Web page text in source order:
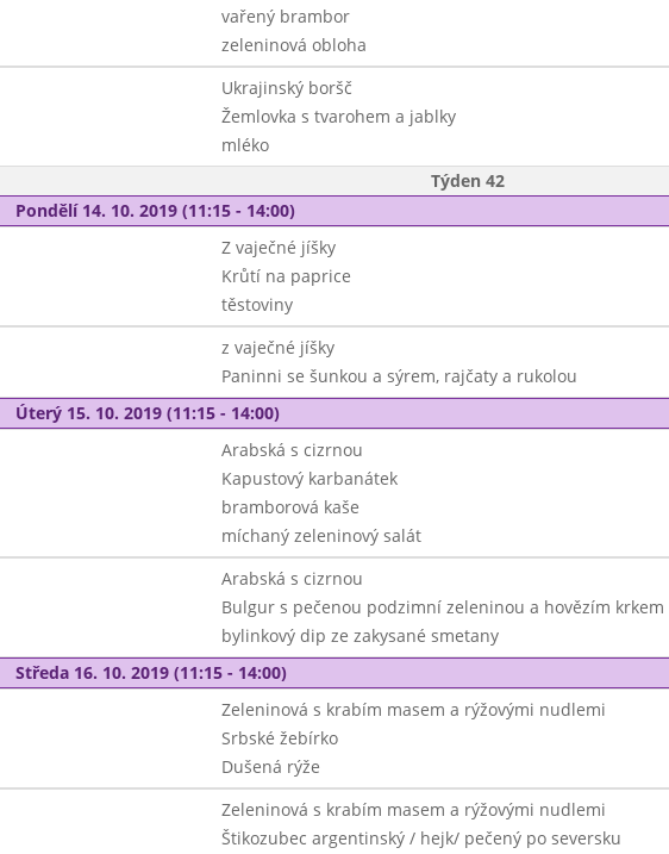
vařený brambor
zeleninová obloha
Ukrajinský boršč
Žemlovka s tvarohem a jablky
mléko
Týden 42
Pondělí 14. 10. 2019 (11:15 - 14:00)
Z vaječné jíšky
Krůtí na paprice
těstoviny
z vaječné jíšky
Paninni se šunkou a sýrem, rajčaty a rukolou
Úterý 15. 10. 2019 (11:15 - 14:00)
Arabská s cizrnou
Kapustový karbanátek
bramborová kaše
míchaný zeleninový salát
Arabská s cizrnou
Bulgur s pečenou podzimní zeleninou a hovězím krkem
bylinkový dip ze zakysané smetany
Středa 16. 10. 2019 (11:15 - 14:00)
Zeleninová s krabím masem a rýžovými nudlemi
Srbské žebírko
Dušená rýže
Zeleninová s krabím masem a rýžovými nudlemi
Štikozubec argentinský / hejk/ pečený po seversku